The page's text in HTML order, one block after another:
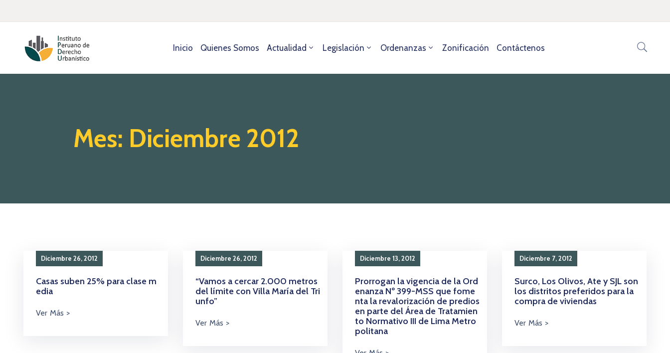
Inicio Quienes Somos Actualidad Legislación Ordenanzas Zonificación Contáctenos
Mes: Diciembre 2012
Diciembre 26, 2012
Casas suben 25% para clase m
edia
Diciembre 26, 2012
“Vamos a cercar 2.000 metros
del límite con Villa María del Tri
unfo”
Diciembre 13, 2012
Prorrogan la vigencia de la Ord
enanza Nº 399-MSS que fome
nta la revalorización de predios
en parte del Área de Tratamien
to Normativo III de Lima Metro
politana
Diciembre 7, 2012
Surco, Los Olivos, Ate y SJL son
los distritos preferidos para la
compra de viviendas